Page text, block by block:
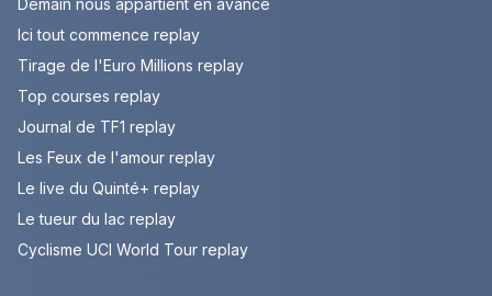
Demain nous appartient en avance
Ici tout commence replay
Tirage de l'Euro Millions replay
Top courses replay
Journal de TF1 replay
Les Feux de l'amour replay
Le live du Quinté+ replay
Le tueur du lac replay
Cyclisme UCI World Tour replay